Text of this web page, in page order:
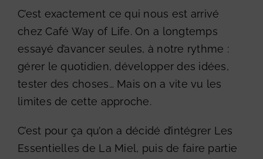
C’est exactement ce qui nous est arrivé
chez Café Way of Life. On a longtemps
essayé d’avancer seules, à notre rythme :
gérer le quotidien, développer des idées,
tester des choses… Mais on a vite vu les
limites de cette approche.
C’est pour ça qu’on a décidé d’intégrer Les
Essentielles de La Miel, puis de faire partie